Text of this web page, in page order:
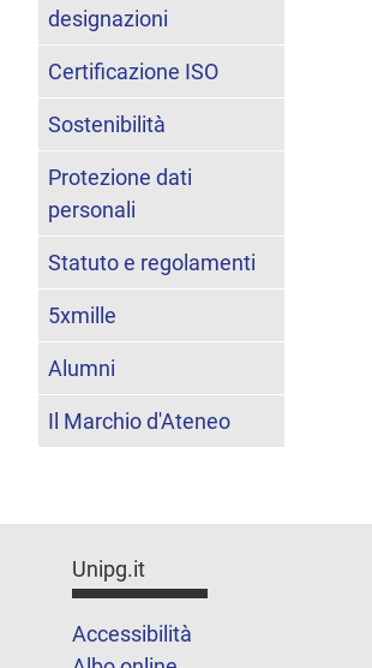
designazioni
Certificazione ISO
Sostenibilità
Protezione dati
personali
Statuto e regolamenti
5xmille
Alumni
Il Marchio d'Ateneo
Unipg.it
Accessibilità